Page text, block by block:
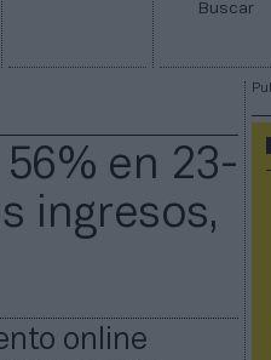
Buscar
en 23-
ingresos,
online